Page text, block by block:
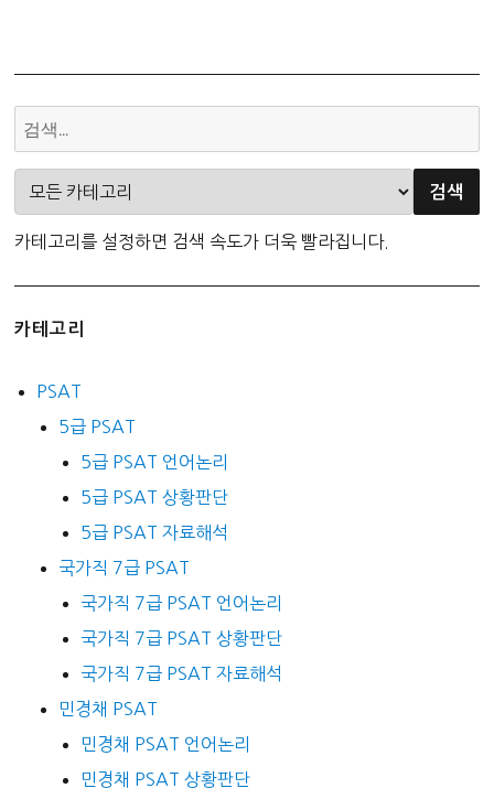
카테고리를 설정하면 검색 속도가 더욱 빨라집니다.
카테고리
PSAT
5급 PSAT
5급 PSAT 언어논리
5급 PSAT 상황판단
5급 PSAT 자료해석
국가직 7급 PSAT
국가직 7급 PSAT 언어논리
국가직 7급 PSAT 상황판단
국가직 7급 PSAT 자료해석
민경채 PSAT
민경채 PSAT 언어논리
민경채 PSAT 상황판단